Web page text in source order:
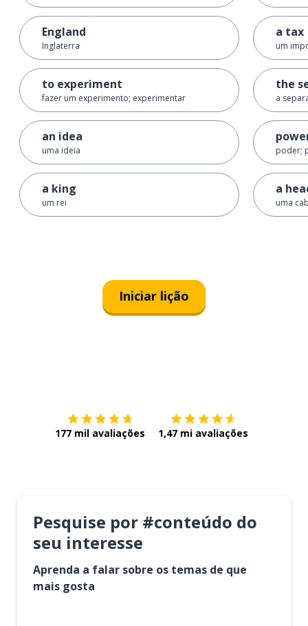
England
Inglaterra
to experiment
fazer um experimento; experimentar
an idea
uma ideia
a king
um rei
a tax
um
the
a
poder;
a
uma
Iniciar lição
177 mil avaliações 1,47 mi avaliações
Pesquise por #conteúdo do
seu interesse
Aprenda a falar sobre os temas de que
mais gosta